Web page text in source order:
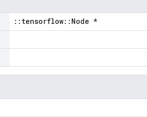
::tensorflow::Node *